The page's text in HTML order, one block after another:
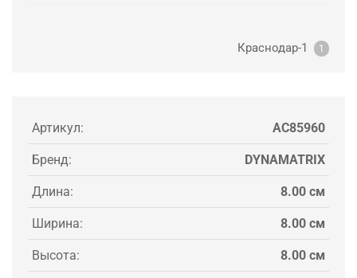
Краснодар-1 1
Артикул: AC85960
Бренд: DYNAMATRIX
Длина: 8.00 см
Ширина: 8.00 см
Высота: 8.00 см